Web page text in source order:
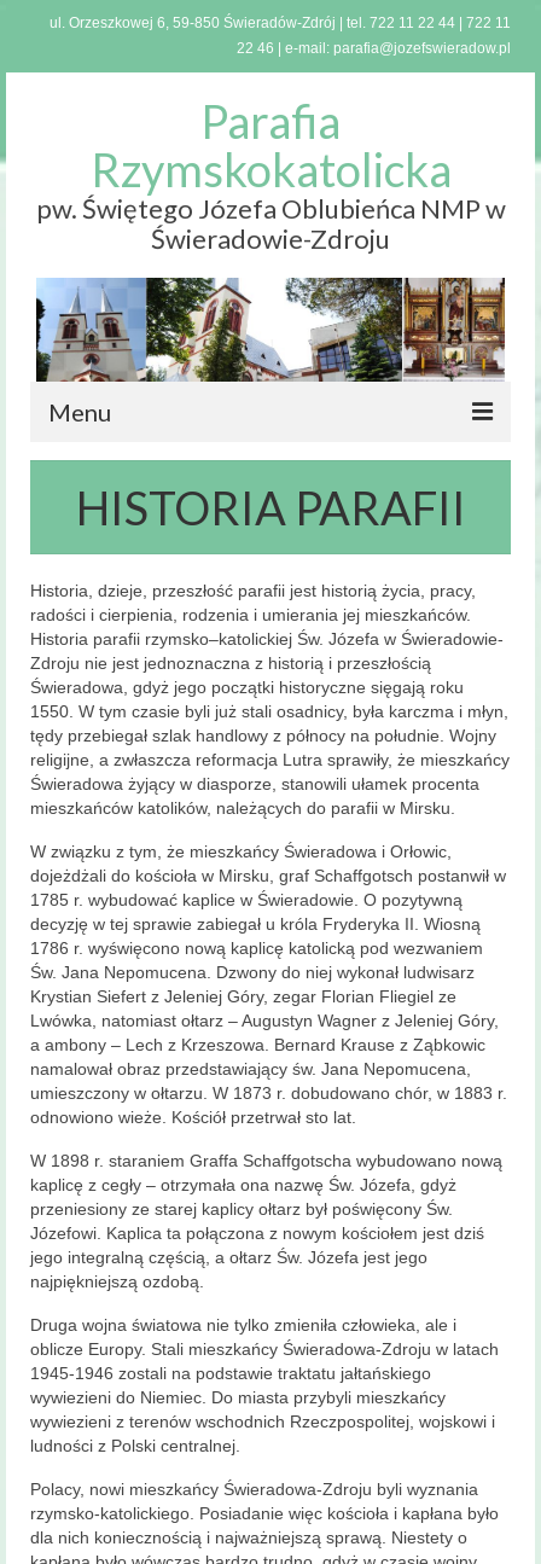
ul. Orzeszkowej 6, 59-850 Świeradów-Zdrój | tel. 722 11 22 44
722 11
22 46 | e-mail: parafia@jozefswieradow.pl
Parafia
Rzymskokatolicka
pw. Świętego Józefa Oblubieńca NMP w
Świeradowie-Zdroju
Menu
główna
Msze święte
Kancelaria
Parafialna
Sakramenty
Święte
Sakrament Chrztu
Sakrament Bierzmowania
Sakrament Małżeństwa
Sakrament chorych
Sakrament pokuty
Zakres
terytorialny
Historia
parafii
Kontakt
KAMERA
HISTORIA PARAFII
Historia, dzieje, przeszłość parafii jest historią życia, pracy,
radości i cierpienia, rodzenia i umierania jej mieszkańców.
Historia parafii rzymsko–katolickiej Św. Józefa w Świeradowie-
Zdroju nie jest jednoznaczna z historią i przeszłością
Świeradowa, gdyż jego początki historyczne sięgają roku
1550. W tym czasie byli już stali osadnicy, była karczma i młyn,
tędy przebiegał szlak handlowy z północy na południe. Wojny
religijne, a zwłaszcza reformacja Lutra sprawiły, że mieszkańcy
Świeradowa żyjący w diasporze, stanowili ułamek procenta
mieszkańców katolików, należących do parafii w Mirsku.
W związku z tym, że mieszkańcy Świeradowa i Orłowic,
dojeżdżali do kościoła w Mirsku, graf Schaffgotsch postanwił w
1785 r. wybudować kaplice w Świeradowie. O pozytywną
decyzję w tej sprawie zabiegał u króla Fryderyka II. Wiosną
1786 r. wyświęcono nową kaplicę katolicką pod wezwaniem
Św. Jana Nepomucena. Dzwony do niej wykonał ludwisarz
Krystian Siefert z Jeleniej Góry, zegar Florian Fliegiel ze
Lwówka, natomiast ołtarz – Augustyn Wagner z Jeleniej Góry,
a ambony – Lech z Krzeszowa. Bernard Krause z Ząbkowic
namalował obraz przedstawiający św. Jana Nepomucena,
umieszczony w ołtarzu. W 1873 r. dobudowano chór, w 1883 r.
odnowiono wieże. Kościół przetrwał sto lat.
W 1898 r. staraniem Graffa Schaffgotscha wybudowano nową
kaplicę z cegły – otrzymała ona nazwę Św. Józefa, gdyż
przeniesiony ze starej kaplicy ołtarz był poświęcony Św.
Józefowi. Kaplica ta połączona z nowym kościołem jest dziś
jego integralną częścią, a ołtarz Św. Józefa jest jego
najpiękniejszą ozdobą.
Druga wojna światowa nie tylko zmieniła człowieka, ale i
oblicze Europy. Stali mieszkańcy Świeradowa-Zdroju w latach
1945-1946 zostali na podstawie traktatu jałtańskiego
wywiezieni do Niemiec. Do miasta przybyli mieszkańcy
wywiezieni z terenów wschodnich Rzeczpospolitej, wojskowi i
ludności z Polski centralnej.
Polacy, nowi mieszkańcy Świeradowa-Zdroju byli wyznania
rzymsko-katolickiego. Posiadanie więc kościoła i kapłana było
dla nich koniecznością i najważniejszą sprawą. Niestety o